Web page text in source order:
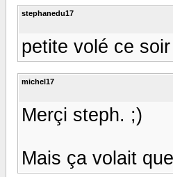
stephanedu17
petite volé ce
michel17
Merçi steph. ;)
Mais ça volait